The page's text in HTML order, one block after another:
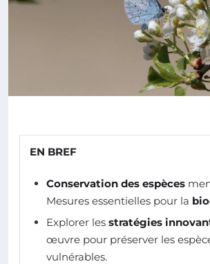
EN BREF
Conservation des espèces
Mesures essentielles pour la
Explorer les stratégies
œuvre pour préserver les
vulnérables.